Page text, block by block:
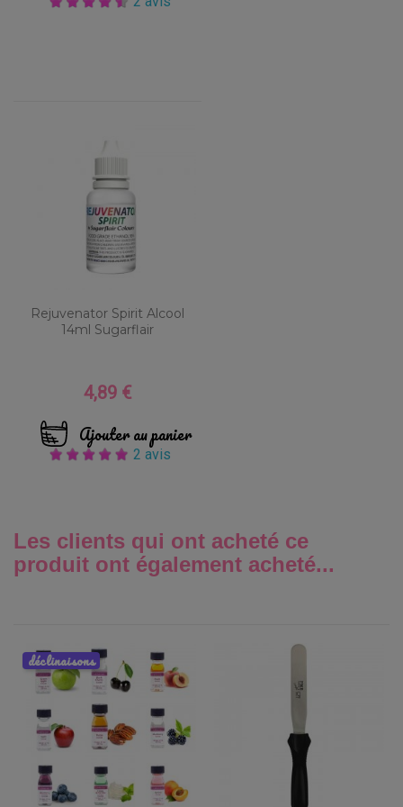
Rejuvenator Spirit Alcool
14ml Sugarflair
Prix
4,89 €
Ajouter au panier
2 avis
Les clients qui ont acheté ce
produit ont également acheté...
déclinaisons